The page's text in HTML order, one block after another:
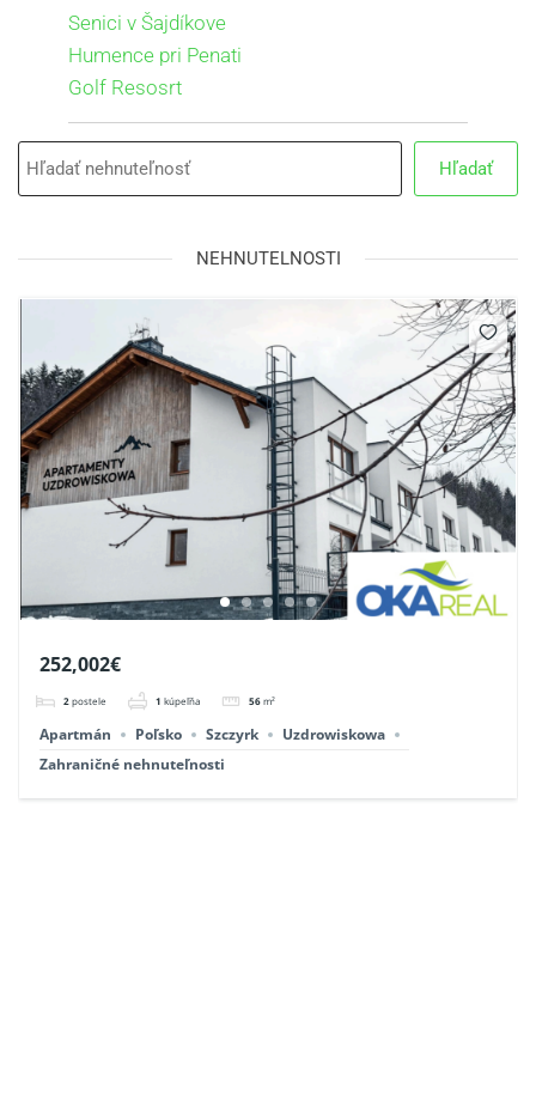
-2 samostatné izby, obývacia izba s kuchynským
kútom, kúpeľňa, balkón s výhľadom na hory
K apartmánu prináleží vlastné parkovacie miesto
a pivnica.
Sauna v spoločných priestoroch
Bezpečnostný systém:
Alarm
Výhodou je lokalita:
-1,4 km – lyžiarske stredisko COS Skrzyczne
-3,5 km – Szczyrk Mountain Resort
-3,6 km – Beskid Sport Arena
-Výborná dostupnosť z ČR a SR
Text, fotografie a videá sú majetkom realitnej
kancelárie OKAreal. Za ich nepovolené šírenie ,
kopírovanie, upravovanie si vyhradzujeme právo
na finančné odškodnenie.
Senici v Šajdíkove
Humence pri Penati
Golf Resosrt
Hľadať
NEHNUTELNOSTI
252,002€
2 postele 1 kúpeľňa 56 m²
Apartmán Poľsko Szczyrk
Uzdrowiskowa
Zahraničné nehnuteľnosti